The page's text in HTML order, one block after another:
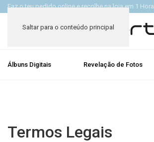
Saltar para o conteúdo principal
Faz o teu pedido online e recolhe na loja em 1 Hora
Álbuns Digitais Revelação de Fotos
Termos Legais